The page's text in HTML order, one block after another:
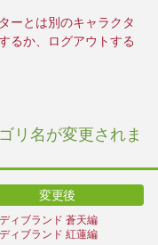
ーとは別のキャラクタ
るか、ログアウトする
リ名が変更されま
変更後
ィブランド 蒼天編
ィブランド 紅蓮編